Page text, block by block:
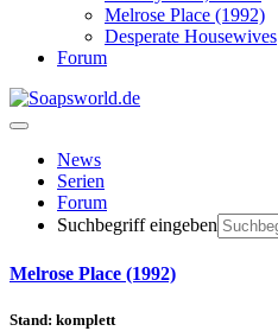
Melrose Place (1992)
Desperate Housewives
Forum
News
Serien
Forum
Suchbegriff eingeben
Melrose Place (1992)
Stand: komplett